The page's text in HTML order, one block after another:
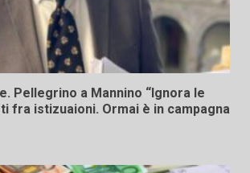
Pellegrino a Mannino “Ignora le
fra istizuaioni. Ormai è in campagna